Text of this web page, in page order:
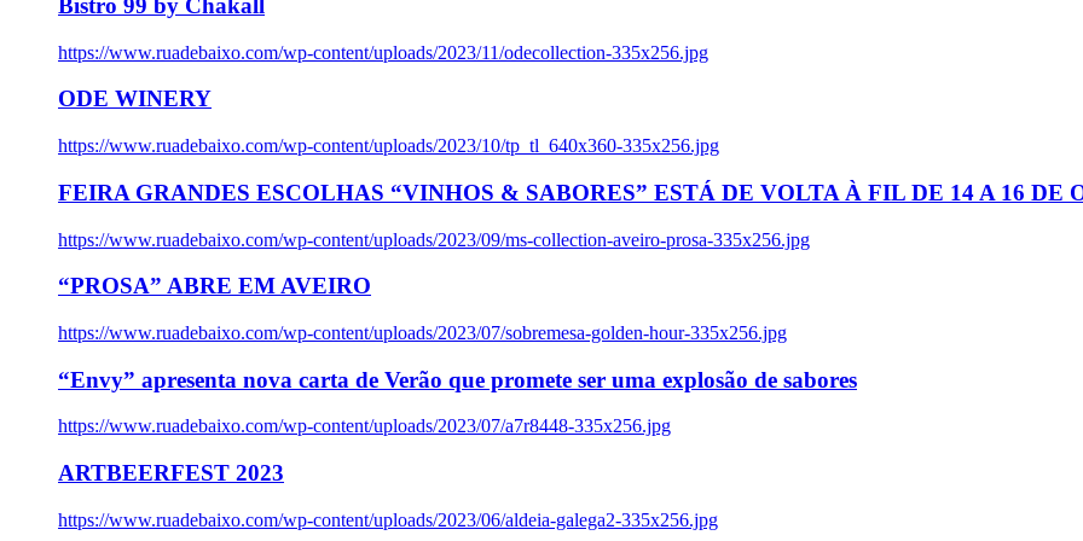
Bistro 99 by Chakall
https://www.ruadebaixo.com/wp-content/uploads/2023/11/odecollection-335x256.jpg
ODE WINERY
https://www.ruadebaixo.com/wp-content/uploads/2023/10/tp_tl_640x360-335x256.jpg
FEIRA GRANDES ESCOLHAS “VINHOS & SABORES” ESTÁ DE VOLTA À FIL DE 14 A 16 DE
https://www.ruadebaixo.com/wp-content/uploads/2023/09/ms-collection-aveiro-prosa-335x256.jpg
“PROSA” ABRE EM AVEIRO
https://www.ruadebaixo.com/wp-content/uploads/2023/07/sobremesa-golden-hour-335x256.jpg
“Envy” apresenta nova carta de Verão que promete ser uma explosão de sabores
https://www.ruadebaixo.com/wp-content/uploads/2023/07/a7r8448-335x256.jpg
ARTBEERFEST 2023
https://www.ruadebaixo.com/wp-content/uploads/2023/06/aldeia-galega2-335x256.jpg